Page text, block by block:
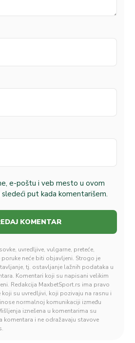
e-poštu i veb mesto u ovom
put kada komentarišem.
uvredljive, vulgarne, preteće,
neće biti objavljeni. Strogo je
tj. ostavljanje lažnih podataka u
Komentari koji su napisani velikim
Redakcija MaxbetSport.rs ima pravo
su uvredljivi, koji pozivaju na rasnu i
normalnoj komunikaciji između
iznešena u komentarima su
komentara i ne odražavaju stavove